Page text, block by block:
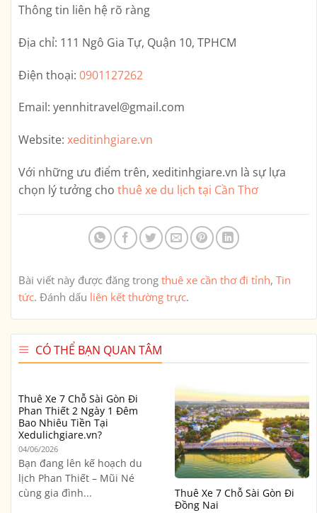
Thông tin liên hệ rõ ràng
Địa chỉ: 111 Ngô Gia Tự, Quận 10, TPHCM
Điện thoại: 0901127262
Email: yennhitravel@gmail.com
Website: xeditinhgiare.vn
Với những ưu điểm trên, xeditinhgiare.vn là sự lựa
chọn lý tưởng cho thuê xe du lịch tại Cần Thơ
Bài viết này được đăng trong thuê xe cần thơ đi tỉnh, Tin
tức. Đánh dấu liên kết thường trực.
CÓ THỂ BẠN QUAN TÂM
Thuê Xe 7 Chỗ Sài Gòn Đi
Phan Thiết 2 Ngày 1 Đêm
Bao Nhiêu Tiền Tại
Xedulichgiare.vn?
04/06/2026
Bạn đang lên kế hoạch du
lịch Phan Thiết – Mũi Né
cùng gia đình...
Thuê Xe 7 Chỗ Sài Gòn Đi
Đồng Nai